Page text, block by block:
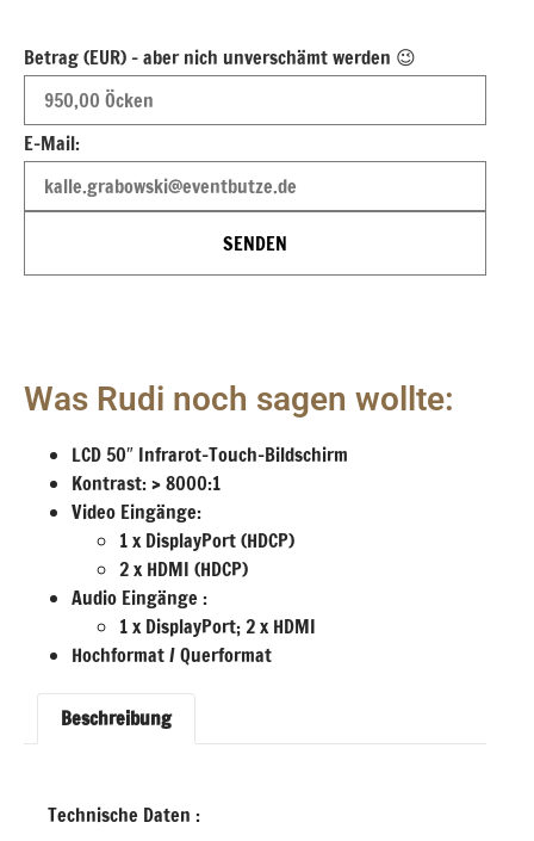
Betrag (EUR) - aber nich unverschämt werden 😉
E-Mail:
SENDEN
Was Rudi noch sagen wollte:
LCD 50″ Infrarot-Touch-Bildschirm
Kontrast: > 8000:1
Video Eingänge:
1 x DisplayPort (HDCP)
2 x HDMI (HDCP)
Audio Eingänge :
1 x DisplayPort; 2 x HDMI
Hochformat / Querformat
Beschreibung
Technische Daten :